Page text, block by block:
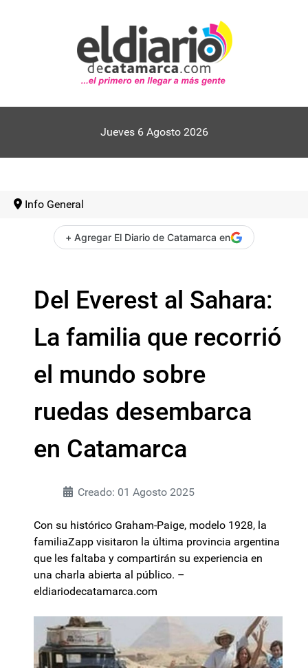
Jueves 6 Agosto 2026
Info General
+ Agregar El Diario de Catamarca en
Del Everest al Sahara:
La familia que recorrió
el mundo sobre
ruedas desembarca
en Catamarca
Creado: 01 Agosto 2025
Con su histórico Graham-Paige, modelo 1928, la
familiaZapp visitaron la última provincia argentina
que les faltaba y compartirán su experiencia en
una charla abierta al público. –
eldiariodecatamarca.com